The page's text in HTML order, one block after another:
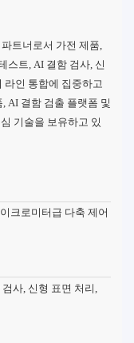
트너로서 가전 제품,
스트, AI 결함 검사, 신
라인 통합에 집중하고
AI 결함 검출 플랫폼 및
기술을 보유하고 있
크로미터급 다축 제어
사, 신형 표면 처리,